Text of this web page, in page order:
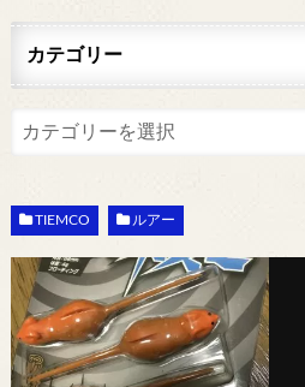
カテゴリー
TIEMCO ルアー